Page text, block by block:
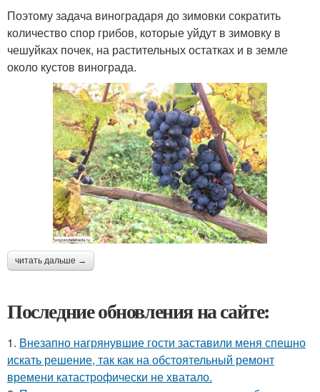
Поэтому задача виноградаря до зимовки сократить
количество спор грибов, которые уйдут в зимовку в
чешуйках почек, на растительных остатках и в земле
около кустов винограда.
читать дальше →
Последние обновления на сайте:
1. Внезапно нагрянувшие гости заставили меня спешно
искать решение, так как на обстоятельный ремонт
времени катастрофически не хватало.